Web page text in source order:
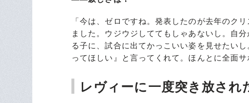
「今は、ゼロですね。発表したのが去年のク
ました。ウジウジしててもしゃあないし。自
る子に、試合に出てかっこいい姿を見せたい
ってほしい』と言ってくれて。ほんとに全面サ
レヴィーに一度突き放され